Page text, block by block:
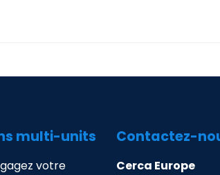
multi-units
votre
Contactez-
Cerca Europe